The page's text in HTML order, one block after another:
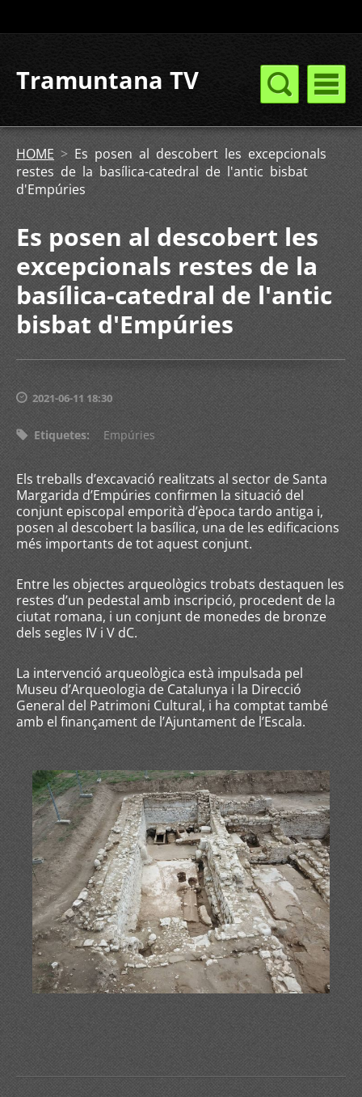
Tramuntana TV
HOME > Es posen al descobert les excepcionals
restes de la basílica-catedral de l'antic bisbat
d'Empúries
Es posen al descobert les
excepcionals restes de la
basílica-catedral de l'antic
bisbat d'Empúries
2021-06-11 18:30
Etiquetes: Empúries
Els treballs d’excavació realitzats al sector de Santa
Margarida d’Empúries confirmen la situació del
conjunt episcopal emporità d’època tardo antiga i,
posen al descobert la basílica, una de les edificacions
més importants de tot aquest conjunt.
Entre les objectes arqueològics trobats destaquen les
restes d’un pedestal amb inscripció, procedent de la
ciutat romana, i un conjunt de monedes de bronze
dels segles IV i V dC.
La intervenció arqueològica està impulsada pel
Museu d’Arqueologia de Catalunya i la Direcció
General del Patrimoni Cultural, i ha comptat també
amb el finançament de l’Ajuntament de l’Escala.